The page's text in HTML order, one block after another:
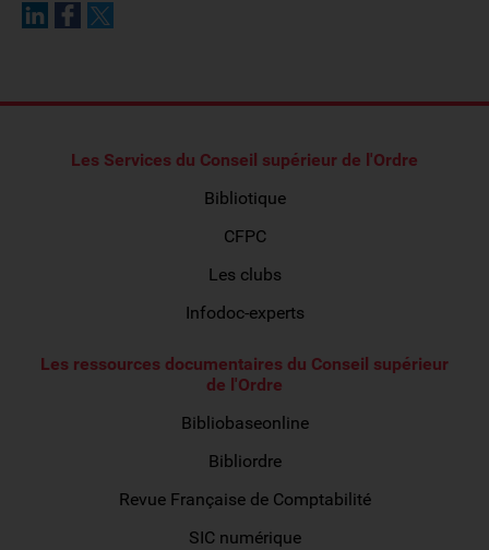
Les Services du Conseil supérieur de l'Ordre
Bibliotique
CFPC
Les clubs
Infodoc-experts
Les ressources documentaires du Conseil supérieur
de l'Ordre
Bibliobaseonline
Bibliordre
Revue Française de Comptabilité
SIC numérique